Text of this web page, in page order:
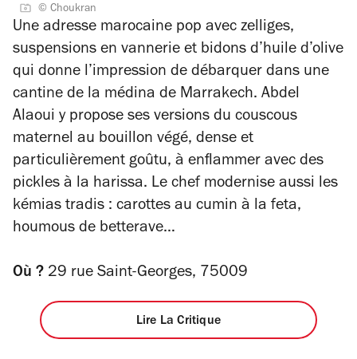
4
sur
5
étoiles
© Choukran
Une adresse marocaine pop avec zelliges,
suspensions en vannerie et bidons d’huile d’olive
qui donne l’impression de débarquer dans une
cantine de la médina de Marrakech. Abdel
Alaoui y propose ses versions du couscous
maternel au bouillon végé, dense et
particulièrement goûtu, à enflammer avec des
pickles à la harissa. Le chef modernise aussi les
kémias tradis : carottes au cumin à la feta,
houmous de betterave…
Où ? 29 rue Saint-Georges, 75009
Lire La Critique